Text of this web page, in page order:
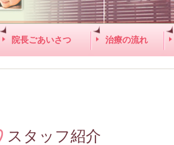
院長ごあいさつ 治療の流れ
スタッフ紹介